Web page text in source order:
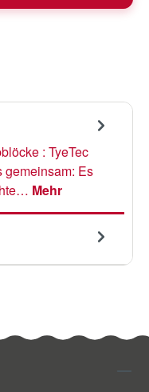
: TyeTec
gemeinsam: Es
Mehr